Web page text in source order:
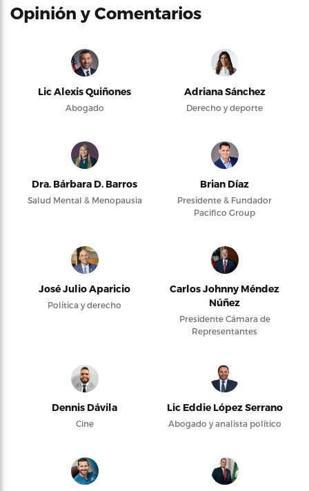
Opinión y Comentarios
Lic Alexis Quiñones
Abogado
Adriana Sánchez
Derecho y deporte
Dra. Bárbara D. Barros
Salud Mental & Menopausia
Brian Díaz
Presidente & Fundador
Pacifico Group
José Julio Aparicio
Política y derecho
Carlos Johnny Méndez
Núñez
Presidente Cámara de
Representantes
Dennis Dávila
Cine
Lic Eddie López Serrano
Abogado y analista político